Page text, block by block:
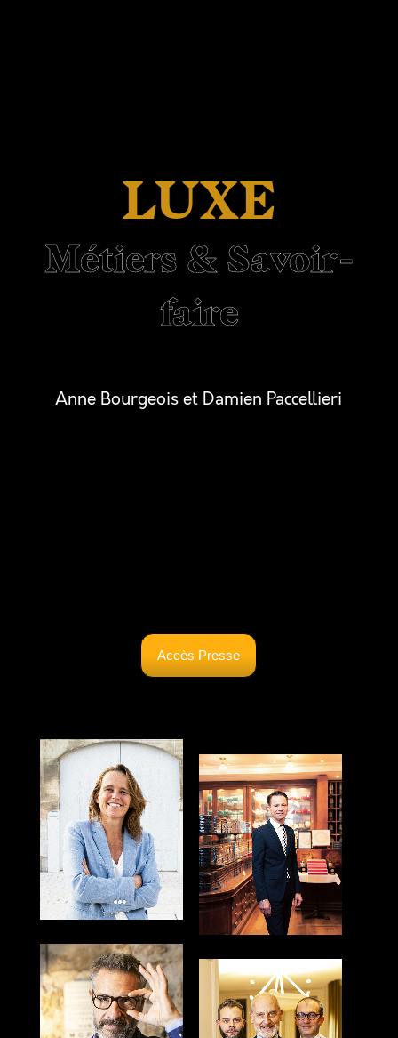
LUXE
Métiers & Savoir-
faire
Anne Bourgeois et Damien Paccellieri
Accès Presse